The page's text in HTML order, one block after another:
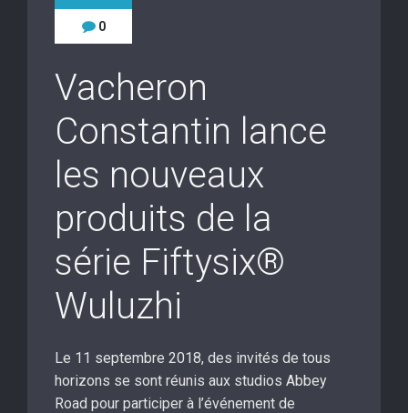
0
Vacheron
Constantin lance
les nouveaux
produits de la
série Fiftysix®
Wuluzhi
Le 11 septembre 2018, des invités de tous
horizons se sont réunis aux studios Abbey
Road pour participer à l’événement de